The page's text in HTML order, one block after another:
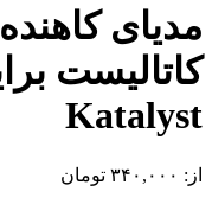
مدیای
Katalyst
از: ۳۴۰,۰۰۰ تومان